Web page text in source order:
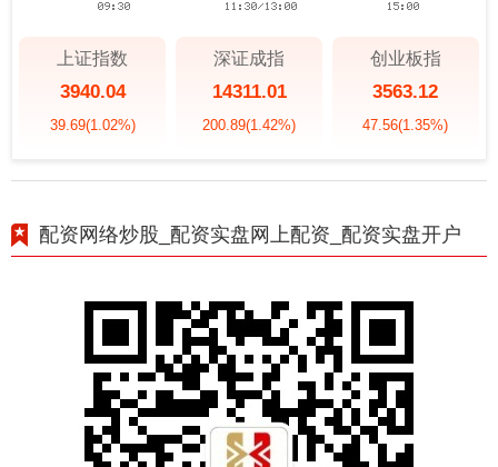
上证指数
3940.04
39.69(1.02%)
深证成指
14311.01
200.89(1.42%)
创业板指
3563.12
47.56(1.35%)
配资网络炒股_配资实盘网上配资_配资实盘开户